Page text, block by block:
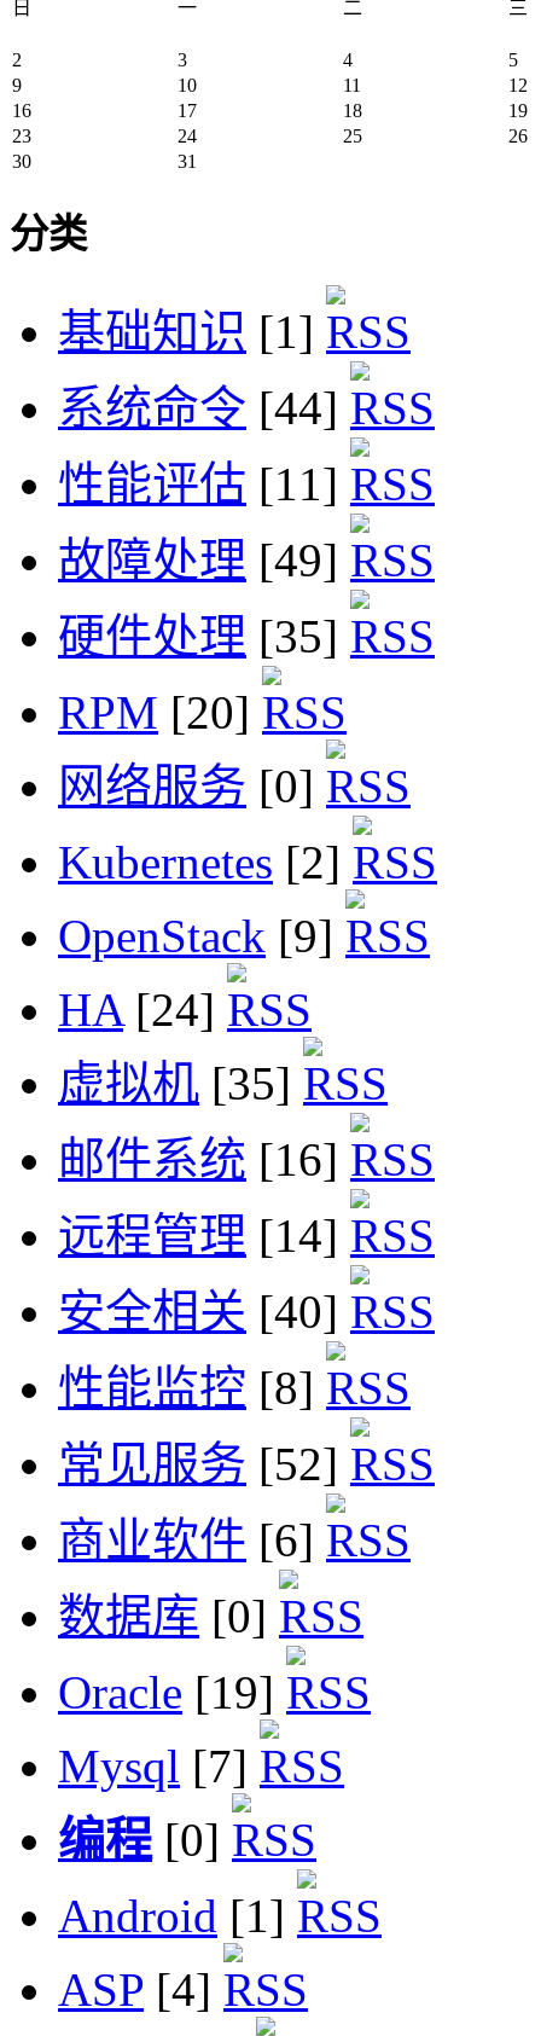
日 一 二 三
2 3 4
5
9
10 11
12
16
17 18
19
23
24 25
26
30
31
分类
基础知识 [1]
系统命令 [44]
性能评估 [11]
故障处理 [49]
硬件处理 [35]
RPM [20]
网络服务 [0]
Kubernetes [2]
OpenStack [9]
HA[24]
虚拟机 [35]
邮件系统 [16]
远程管理 [14]
安全相关 [40]
性能监控 [8]
常见服务 [52]
商业软件 [6]
数据库 [0]
Oracle [19]
Mysql [7]
编程 [0]
Android [1]
ASP [4]